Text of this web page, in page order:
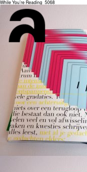
While You’re Reading_5068